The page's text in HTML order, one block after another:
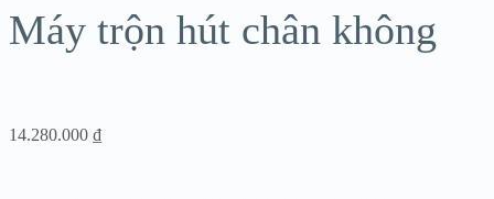
Máy trộn hút chân không
14.280.000 ₫